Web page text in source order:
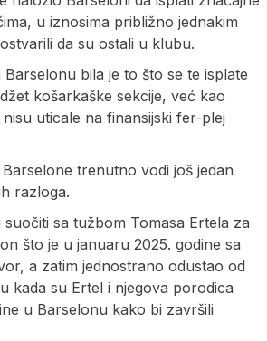
u iznosima približno jednakim
da su ostali u klubu.
bila je to što se te isplate
košarkaške sekcije, već kao
uticale na finansijski fer-plej
trenutno vodi još jedan
razloga.
sa tužbom Tomasa Ertela za
što je u januaru 2025. godine sa
a zatim jednostrano odustao od
kada su Ertel i njegova porodica
u Barselonu kako bi završili